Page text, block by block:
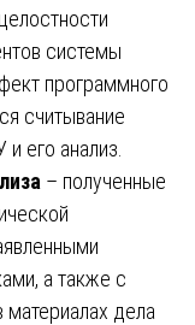
системы
программного
считывание
его анализ.
– полученные
а также с
дела